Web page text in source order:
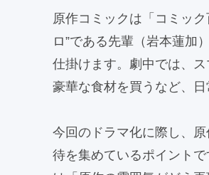
原作コミックは「コミッ
ロ”である先輩（岩本蓮加
仕掛けます。劇中では、
豪華な食材を買うなど、日
今回のドラマ化に際し、
待を集めているポイント